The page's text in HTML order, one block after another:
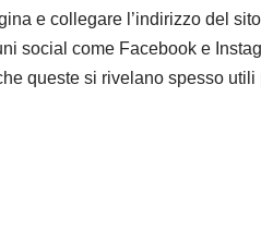
e collegare l’indirizzo del
social come Facebook e
queste si rivelano spesso utili